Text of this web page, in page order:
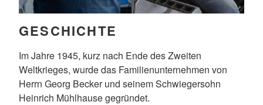
GESCHICHTE
Im Jahre 1945, kurz nach Ende des Zweiten
Weltkrieges, wurde das Familienunternehmen von
Herrn Georg Becker und seinem Schwiegersohn
Heinrich Mühlhause gegründet.